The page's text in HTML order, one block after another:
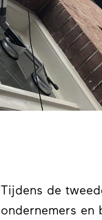
Tijdens de
ondernemers en